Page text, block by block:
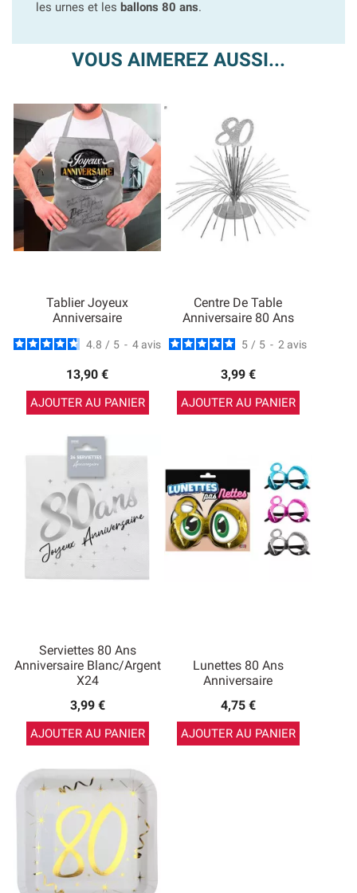
les urnes et les ballons 80 ans.
VOUS AIMEREZ AUSSI...
Tablier Joyeux
Anniversaire
4.8 / 5 - 4 avis
13,90 €
AJOUTER AU PANIER
Centre De Table
Anniversaire 80 Ans
5 / 5 - 2 avis
3,99 €
AJOUTER AU PANIER
Serviettes 80 Ans
Anniversaire Blanc/argent
X24
3,99 €
AJOUTER AU PANIER
Lunettes 80 Ans
Anniversaire
4,75 €
AJOUTER AU PANIER